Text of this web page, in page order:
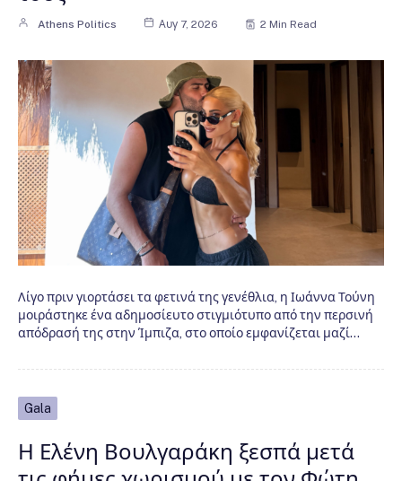
Athens Politics Αυγ 7, 2026 2 Min Read
Λίγο πριν γιορτάσει τα φετινά της γενέθλια, η Ιωάννα Τούνη
μοιράστηκε ένα αδημοσίευτο στιγμιότυπο από την περσινή
απόδρασή της στην Ίμπιζα, στο οποίο εμφανίζεται μαζί…
Gala
Η Ελένη Βουλγαράκη ξεσπά μετά